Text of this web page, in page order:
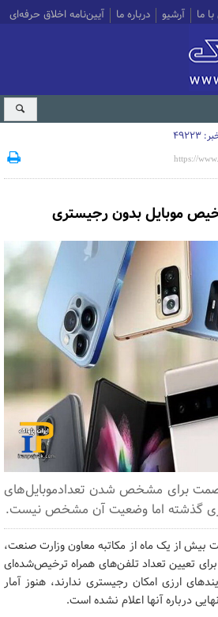
ما آرشیو درباره ما آیین‌نامه اخلاق حرفه‌ای
49223
موبایل‌ بدون رجیستری
صمت برای مشخص شدن تعدادموبایل‌های
گذشته اما وضعیت آن مشخص نیست.
بیش از یک ماه از مکاتبه معاون وزارت صنعت،
تعیین تعداد تلفن‌های همراه ترخیص‌شده‌ای
ارزی امکان رجیستری ندارند، هنوز آمار
درباره آنها اعلام نشده است.